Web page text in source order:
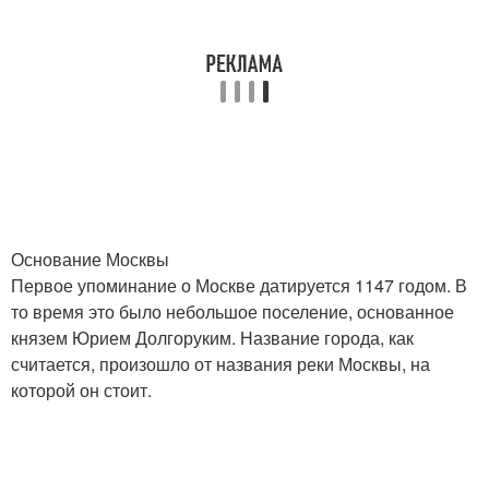
Основание Москвы
Первое упоминание о Москве датируется 1147 годом. В
то время это было небольшое поселение, основанное
князем Юрием Долгоруким. Название города, как
считается, произошло от названия реки Москвы, на
которой он стоит.